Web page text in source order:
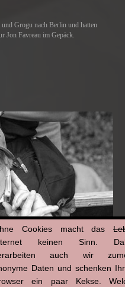
Grogu nach Berlin und hatten
Jon Favreau im Gepäck.
Cookies macht das
keinen Sinn.
auch wir
Daten und schenken
ein paar Kekse.